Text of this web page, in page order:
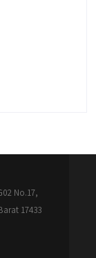
No.17,
17433